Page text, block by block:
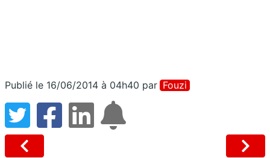
Publié le 16/06/2014 à 04h40 par Fouzi